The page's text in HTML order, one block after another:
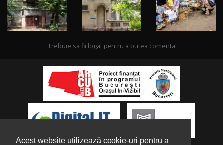
Acest website utilizează cookie-uri pentru a
Trebuie sa fii logat pentru a putea comenta